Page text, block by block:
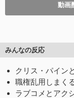
動画
みんなの反応
クリス・パイン
職権乱用しまく
ラブコメとアク